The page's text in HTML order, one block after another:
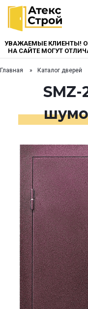
УВАЖАЕМЫЕ КЛИЕНТЫ!
НА САЙТЕ МОГУТ
Главная Каталог дверей
SMZ-